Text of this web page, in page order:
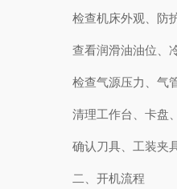
检查机床外观、防护
查看润滑油油位、冷
检查气源压力、气管
清理工作台、卡盘、
确认刀具、工装夹具
二、开机流程